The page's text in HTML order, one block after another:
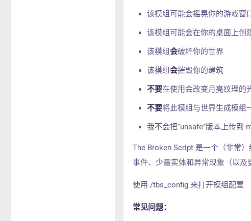
该模组可能会摇晃你的游戏窗
该模组可能会在你的桌面上创
该模组会破坏你的世界
该模组会摧毁你的建筑
不要在使用会改变月亮纹理的
不要将此模组与世界生成模组
我不会把“unsafe”版本上传到
The Broken Script 是一个（非常
事件、少量实体和异常现象（以及
使用 /tbs_config 来打开模组配置
常见问题：